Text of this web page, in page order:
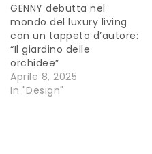
GENNY debutta nel
mondo del luxury living
con un tappeto d’autore:
“Il giardino delle
orchidee”
Aprile 8, 2025
In "Design"